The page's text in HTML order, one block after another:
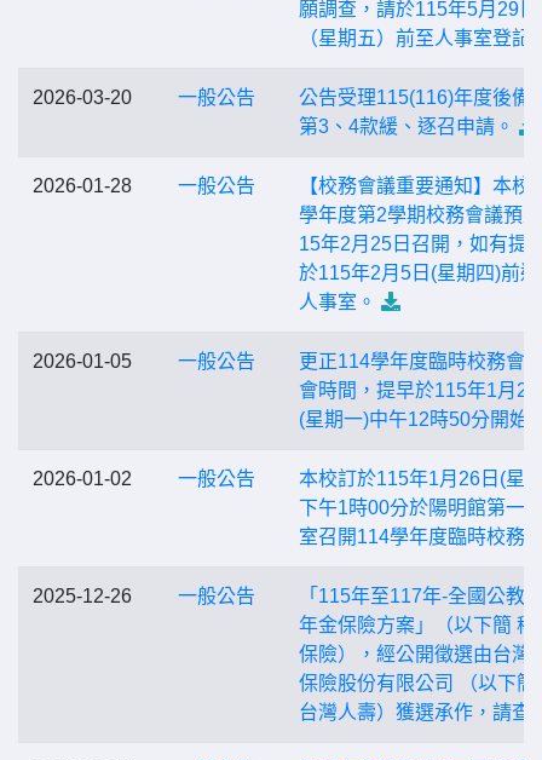
願調查，請於115年5月29日
（星期五）前至人事室登記
2026-03-20 一般公告
公告受理115(116)年度後備
第3、4款緩、逐召申請。
2026-01-28 一般公告
【校務會議重要通知】本校
學年度第2學期校務會議預
15年2月25日召開，如有提
於115年2月5日(星期四)前
人事室。
2026-01-05 一般公告
更正114學年度臨時校務會
會時間，提早於115年1月26
(星期一)中午12時50分開始
2026-01-02 一般公告
本校訂於115年1月26日(星
下午1時00分於陽明館第一
室召開114學年度臨時校務
2025-12-26 一般公告
「115年至117年-全國公教
年金保險方案」（以下簡 稱
保險），經公開徵選由台灣
保險股份有限公司 （以下簡
台灣人壽）獲選承作，請查